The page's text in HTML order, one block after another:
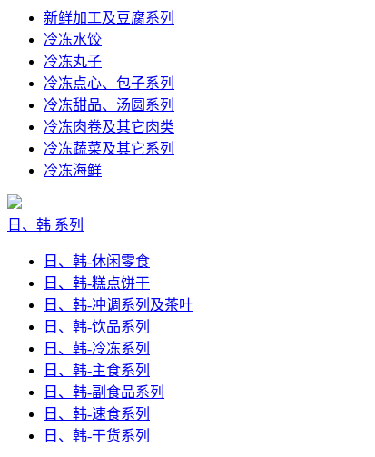
新鲜加工及豆腐系列
冷冻水饺
冷冻丸子
冷冻点心、包子系列
冷冻甜品、汤圆系列
冷冻肉卷及其它肉类
冷冻蔬菜及其它系列
冷冻海鲜
日、韩 系列
日、韩-休闲零食
日、韩-糕点饼干
日、韩-冲调系列及茶叶
日、韩-饮品系列
日、韩-冷冻系列
日、韩-主食系列
日、韩-副食品系列
日、韩-速食系列
日、韩-干货系列